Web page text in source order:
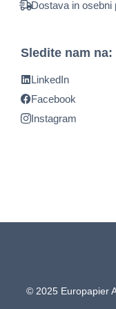
Dostava in osebni
Sledite nam na:
LinkedIn
Facebook
Instagram
© 2025 Europapier